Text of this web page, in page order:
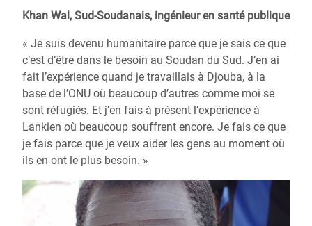
Khan Wal, Sud-Soudanais, ingénieur en santé publique
« Je suis devenu humanitaire parce que je sais ce que
c’est d’être dans le besoin au Soudan du Sud. J’en ai
fait l’expérience quand je travaillais à Djouba, à la
base de l’ONU où beaucoup d’autres comme moi se
sont réfugiés. Et j’en fais à présent l’expérience à
Lankien où beaucoup souffrent encore. Je fais ce que
je fais parce que je veux aider les gens au moment où
ils en ont le plus besoin. »